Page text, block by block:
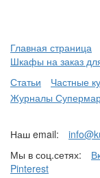
Главная страница
Шкафы на заказ
Статьи
Частные
Журналы
Наш email:
Мы в соц.сетях:
Pinterest